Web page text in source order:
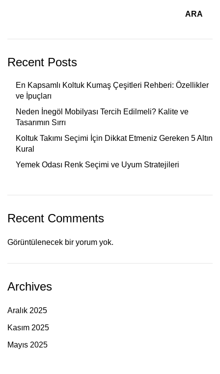
ARA
Recent Posts
En Kapsamlı Koltuk Kumaş Çeşitleri Rehberi: Özellikler
ve İpuçları
Neden İnegöl Mobilyası Tercih Edilmeli? Kalite ve
Tasarımın Sırrı
Koltuk Takımı Seçimi İçin Dikkat Etmeniz Gereken 5 Altın
Kural
Yemek Odası Renk Seçimi ve Uyum Stratejileri
Recent Comments
Görüntülenecek bir yorum yok.
Archives
Aralık 2025
Kasım 2025
Mayıs 2025